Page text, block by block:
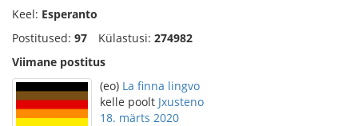
Keel: Esperanto
Postitused: 97 Külastusi: 274982
Viimane postitus
(eo) La finna lingvo
kelle poolt Jxusteno
18. märts 2020